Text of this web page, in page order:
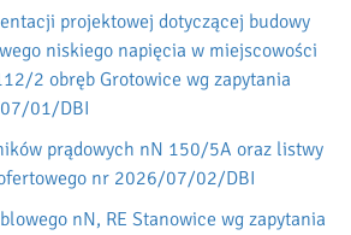
projektowej dotyczącej budowy
niskiego napięcia w miejscowości
2 obręb Grotowice wg zapytania
01/DBI
prądowych nN 150/5A oraz listwy
nr 2026/07/02/DBI
nN, RE Stanowice wg zapytania